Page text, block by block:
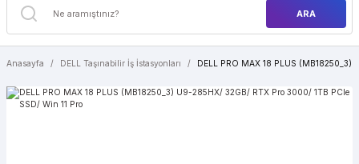
ARA
Anasayfa DELL Taşınabilir İş İstasyonları DELL PRO MAX 18 PLUS (MB18250_3)